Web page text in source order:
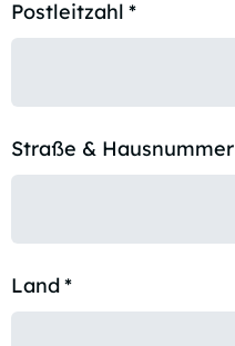
Postleitzahl *
Straße & Hausnummer
Land*